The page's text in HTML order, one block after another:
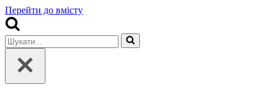
Перейти до вмісту
Шукати...